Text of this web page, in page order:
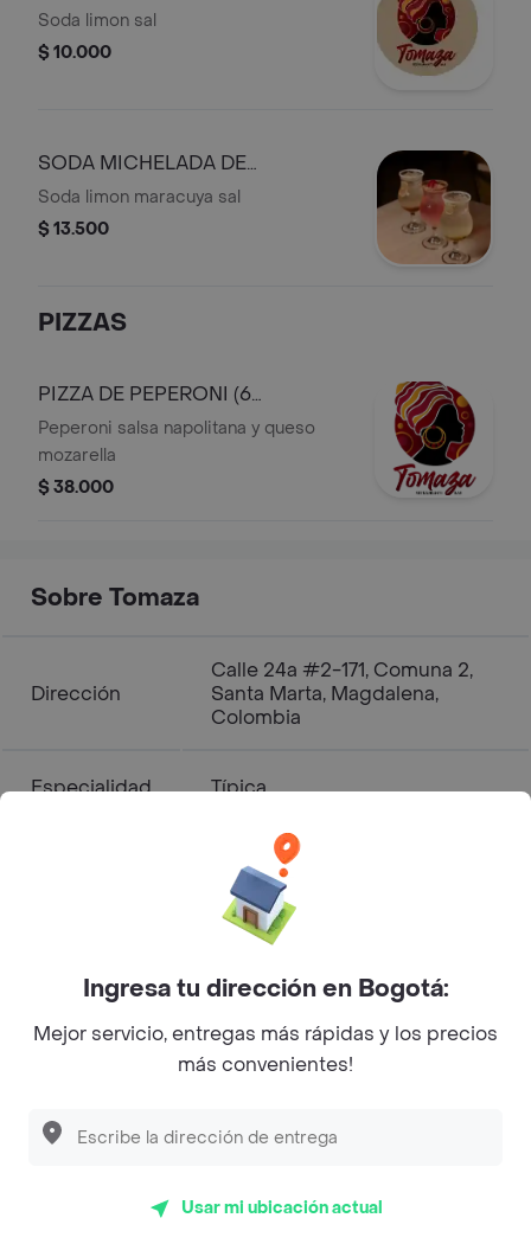
Soda limon sal
$ 10.000
SODA MICHELADA DE
MARACUYA
Soda limon maracuya sal
$ 13.500
PIZZAS
PIZZA DE PEPERONI (6
PORCIONES)
Peperoni salsa napolitana y queso
mozarella
$ 38.000
Sobre Tomaza
Dirección
Calle 24a #2-171, Comuna 2,
Santa Marta, Magdalena,
Colombia
Especialidad Típica
MENU 1 cuesta $ 28.000
MENU 2 cuesta $ 28.000
CHICHARRONES CON
BOLLITO DE QUESO cuesta
$ 37.000
CEVICHE DE CAMARON
cuesta $ 40.000
PATACON PISAO cuesta $
38.000
Horario de
Apertura
08:30:00
Ingresa tu dirección en Bogotá:
Mejor servicio, entregas más rápidas y los precios
más convenientes!
Usar mi ubicación actual